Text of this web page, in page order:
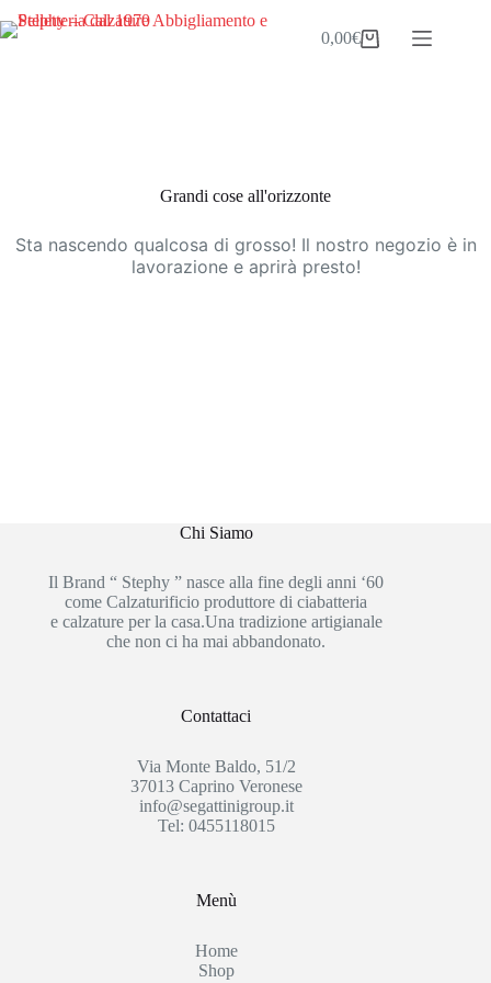
al
Carrello
0,00€
Grandi cose all'orizzonte
Sta nascendo qualcosa di grosso! Il nostro negozio è in
lavorazione e aprirà presto!
Chi Siamo
Il Brand “ Stephy ” nasce alla fine degli anni ‘60
come Calzaturificio produttore di ciabatteria
e calzature per la casa.Una tradizione artigianale
che non ci ha mai abbandonato.
Contattaci
Via Monte Baldo, 51/2
37013 Caprino Veronese
info@segattinigroup.it
Tel: 0455118015
Menù
Home
Shop